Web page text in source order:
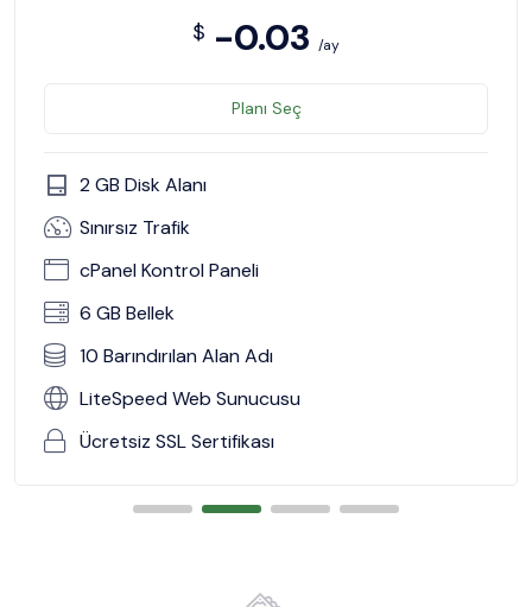
$-0.03/ay
Planı Seç
2 GB Disk Alanı
Sınırsız Trafik
cPanel Kontrol Paneli
6 GB Bellek
10 Barındırılan Alan Adı
LiteSpeed Web Sunucusu
Ücretsiz SSL Sertifikası